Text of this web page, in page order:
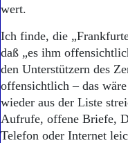
wert.
Ich finde, die
daß „es ihm
den Unterstützern des
offensichtlich – das
wieder aus der Liste
Aufrufe, offene Briefe,
Telefon oder Internet